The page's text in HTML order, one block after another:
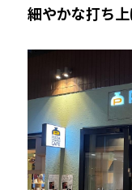
細やかな打ち上